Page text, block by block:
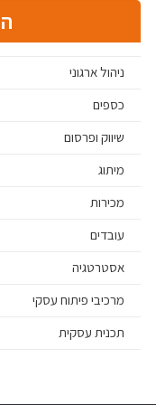
ניהול ארגוני
כספים
שיווק ופרסום
מיתוג
מכירות
עובדים
אסטרטגיה
מרכיבי פיתוח עסקי
תכנית עסקית